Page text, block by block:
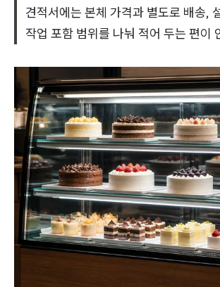
견적서에는 본체 가격과 별도로 배송,
작업 포함 범위를 나눠 적어 두는 편이